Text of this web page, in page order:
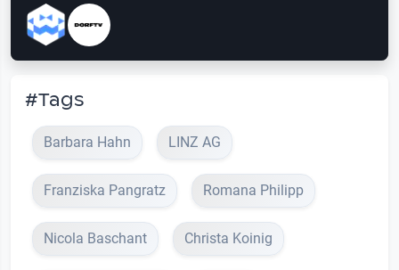
#Tags
Barbara Hahn LINZ AG
Franziska Pangratz Romana Philipp
Nicola Baschant Christa Koinig